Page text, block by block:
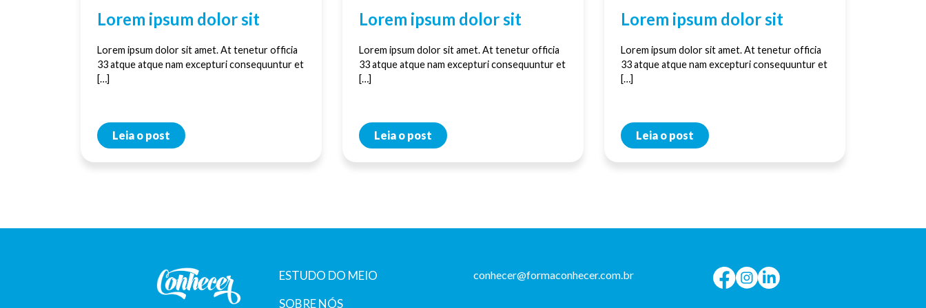
Lorem ipsum dolor sit
Lorem ipsum dolor sit amet. At tenetur officia
33 atque atque nam excepturi consequuntur et
[…]
Leia o post
Lorem ipsum dolor sit
Lorem ipsum dolor sit amet. At tenetur officia
33 atque atque nam excepturi consequuntur et
[…]
Leia o post
Lorem ipsum dolor sit
Lorem ipsum dolor sit amet. At tenetur officia
33 atque atque nam excepturi consequuntur et
[…]
Leia o post
ESTUDO DO MEIO
SOBRE NÓS
conhecer@formaconhecer.com.br